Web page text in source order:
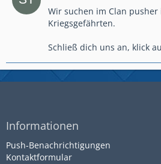
Wir suchen im Clan
Kriegsgefährten.
Schließ dich uns an, klick
Informationen
Push-Benachrichtigungen
Kontaktformular